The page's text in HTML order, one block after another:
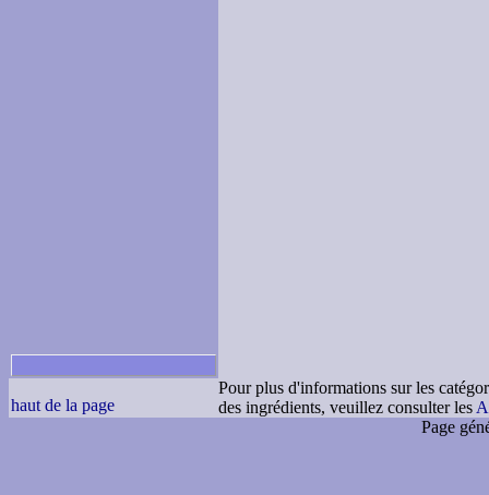
haut de la page
Pour plus d'informations sur les
des ingrédients, veuillez consulter les
Page